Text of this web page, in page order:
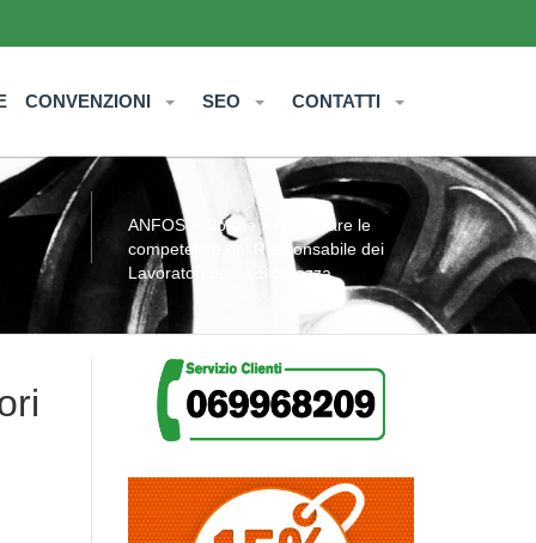
CONVENZIONI SEO CONTATTI
ANFOS» Notizie» Rinnovare le
competenze del Responsabile dei
Lavoratori per la Sicurezza